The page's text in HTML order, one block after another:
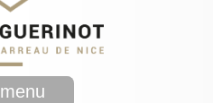
menu